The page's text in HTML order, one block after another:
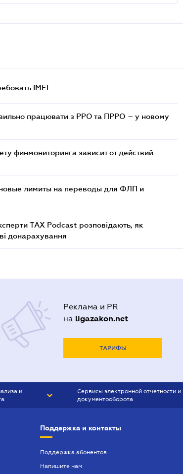
IMEI
працювати з РРО та ПРРО – у новому
финмониторинга зависит от действий
новые лимиты на переводы для ФЛП и
TAX Podcast розповідають, як
донарахування
Реклама и PR
на ligazakon.net
ТАРИФЫ
и
Сервисы электронной отчетности и
документооборота
Поддержка и контакты
Поддержка абонентов
Напишите нам